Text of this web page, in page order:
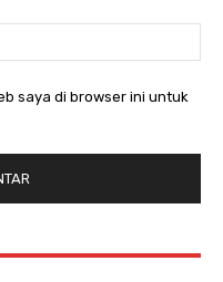
saya di browser ini untuk